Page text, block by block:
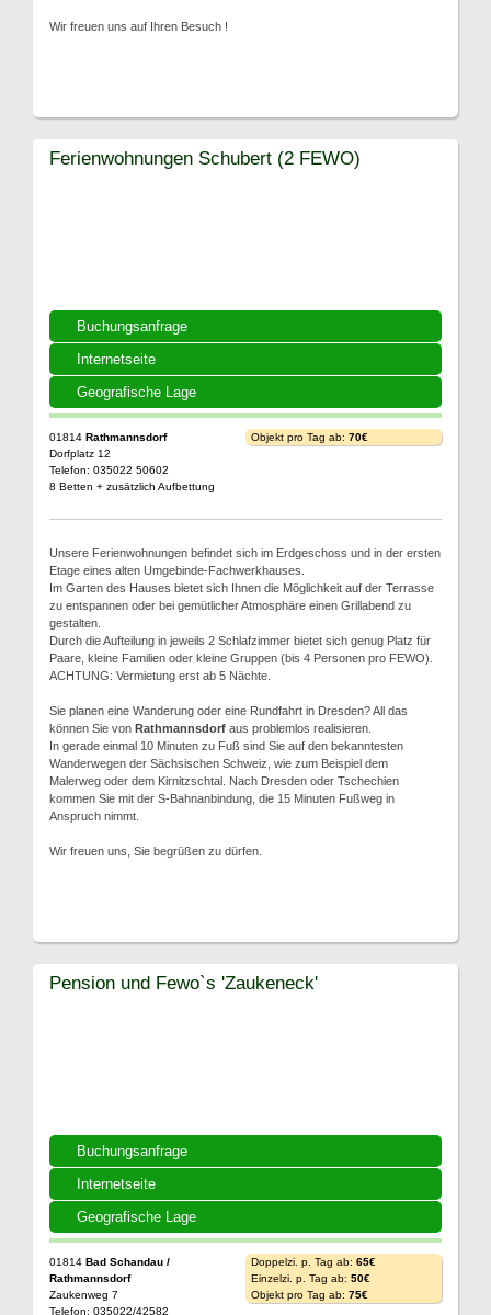
Wir freuen uns auf Ihren Besuch !
Buchungsanfrage
Internetseite
Geografische Lage
Ferienwohnungen Schubert (2 FEWO)
01814 Rathmannsdorf
Dorfplatz 12
Telefon: 035022 50602
8 Betten + zusätzlich Aufbettung
Objekt pro Tag ab: 70€
Unsere Ferienwohnungen befindet sich im Erdgeschoss und in der ersten
Etage eines alten Umgebinde-Fachwerkhauses.
Im Garten des Hauses bietet sich Ihnen die Möglichkeit auf der Terrasse
zu entspannen oder bei gemütlicher Atmosphäre einen Grillabend zu
gestalten.
Durch die Aufteilung in jeweils 2 Schlafzimmer bietet sich genug Platz für
Paare, kleine Familien oder kleine Gruppen (bis 4 Personen pro FEWO).
ACHTUNG: Vermietung erst ab 5 Nächte.
Sie planen eine Wanderung oder eine Rundfahrt in Dresden? All das
können Sie von Rathmannsdorf aus problemlos realisieren.
In gerade einmal 10 Minuten zu Fuß sind Sie auf den bekanntesten
Wanderwegen der Sächsischen Schweiz, wie zum Beispiel dem
Malerweg oder dem Kirnitzschtal. Nach Dresden oder Tschechien
kommen Sie mit der S-Bahnanbindung, die 15 Minuten Fußweg in
Anspruch nimmt.
Wir freuen uns, Sie begrüßen zu dürfen.
Buchungsanfrage
Internetseite
Geografische Lage
Pension und Fewo`s 'Zaukeneck'
01814 Bad Schandau /
Rathmannsdorf
Zaukenweg 7
Telefon: 035022/42582
Doppelzi. p. Tag ab: 65€
Einzelzi. p. Tag ab: 50€
Objekt pro Tag ab: 75€